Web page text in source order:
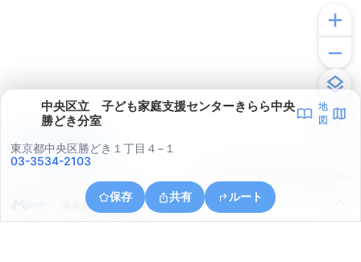
中央区立 子ども家庭支援センターきらら中央
勝どき分室
地
図
東京都中央区勝どき１丁目４−１
03-3534-2103
保存 共有 ルート
東京都港区浜松町２丁目１
アプリで見る